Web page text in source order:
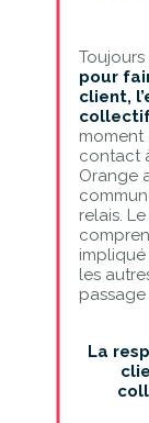
pour
client,
moment
contact
Orange
relais.
impliqué
les
passage
La